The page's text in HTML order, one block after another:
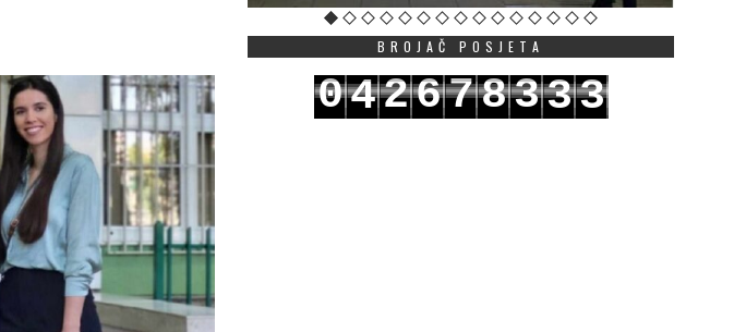
BROJAČ POSJETA
042678333